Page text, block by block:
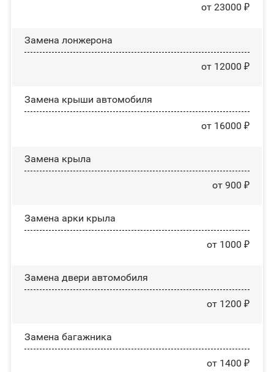
от 23000 ₽
Замена лонжерона
от 12000 ₽
Замена крыши автомобиля
от 16000 ₽
Замена крыла
от 900 ₽
Замена арки крыла
от 1000 ₽
Замена двери автомобиля
от 1200 ₽
Замена багажника
от 1400 ₽